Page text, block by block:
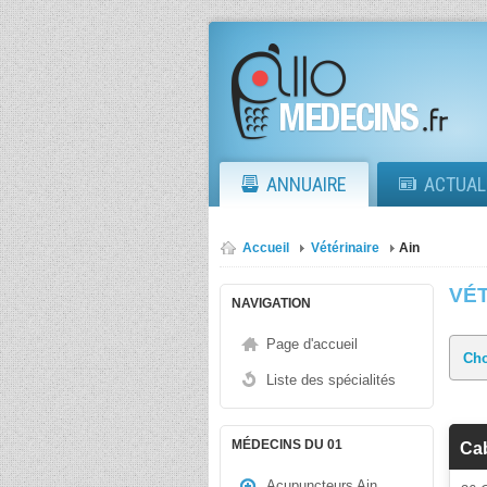
ANNUAIRE
Accueil Vétérinaire Ain
NAVIGATION
Page d'accueil
Liste des spécialités
MÉDECINS DU 01